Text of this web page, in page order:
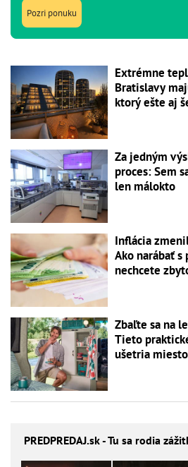
Pozri ponuku
Extrémne
Bratislavy
ktorý ešte aj
Za jedným
proces: Sem
len málokto
Inflácia
Ako narábať
nechcete
Zbaľte sa na
Tieto
ušetria
PREDPREDAJ.sk - Tu sa rodia